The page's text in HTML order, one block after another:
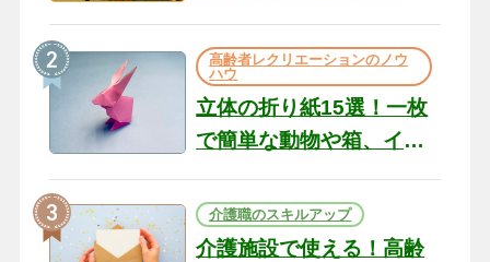
の現場から（22）
高齢者レクリエーションのノウ
ハウ
立体の折り紙15選！一枚
で簡単な動物や箱、イン
テリアになる作品まで
介護職のスキルアップ
介護施設で使える！高齢